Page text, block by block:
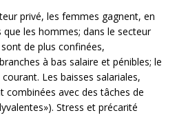
privé, les femmes gagnent, en
les hommes; dans le secteur
de plus confinées,
à bas salaire et pénibles; le
Les baisses salariales,
combinées avec des tâches de
Stress et précarité